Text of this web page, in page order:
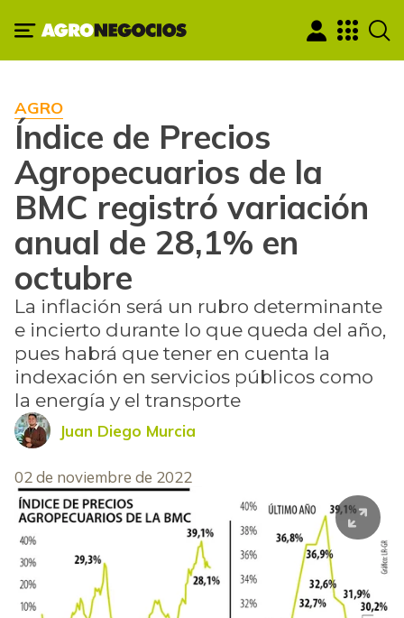
AGRO
Índice de Precios
Agropecuarios de la
BMC registró variación
anual de 28,1% en
octubre
La inflación será un rubro determinante
e incierto durante lo que queda del año,
pues habrá que tener en cuenta la
indexación en servicios públicos como
la energía y el transporte
Juan Diego Murcia
02 de noviembre de 2022